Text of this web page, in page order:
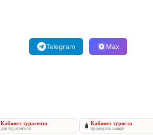
Telegram Max
Кабинет турагента
для турагентств 🧳 Кабинет туриста
проверить заявку